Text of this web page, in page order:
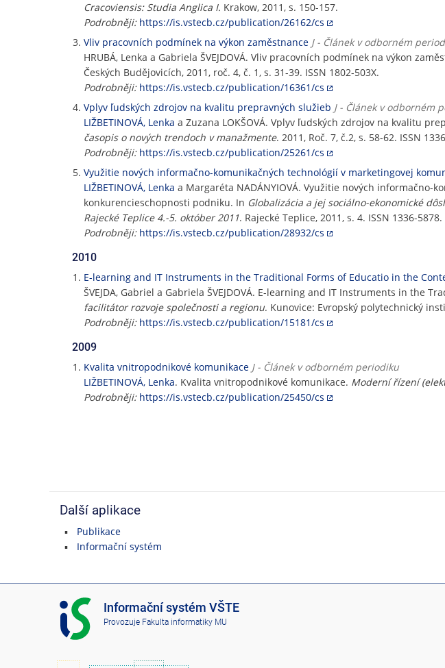
Cracoviensis: Studia Anglica I. Krakow, 2011, s. 150-157.
Podrobněji: https://is.vstecb.cz/publication/26162/cs
Vliv pracovních podmínek na výkon zaměstnance J - Článek v odborném
HRUBÁ, Lenka a Gabriela ŠVEJDOVÁ. Vliv pracovních podmínek na výkon
Českých Budějovicích, 2011, roč. 4, č. 1, s. 31-39. ISSN 1802-503X.
Podrobněji: https://is.vstecb.cz/publication/16361/cs
Vplyv ľudských zdrojov na kvalitu prepravných služieb J - Článek v odborném
LIŽBETINOVÁ, Lenka a Zuzana LOKŠOVÁ. Vplyv ľudských zdrojov na kvalitu
časopis o nových trendoch v manažmente. 2011, Roč. 7, č.2, s. 58-62. ISSN
Podrobněji: https://is.vstecb.cz/publication/25261/cs
Využitie nových informačno-komunikačných technológií v marketingovej
LIŽBETINOVÁ, Lenka a Margaréta NADÁNYIOVÁ. Využitie nových informačno-
konkurencieschopnosti podniku. In Globalizácia a jej sociálno-ekonomické
Rajecké Teplice 4.-5. október 2011. Rajecké Teplice, 2011, s. 4. ISSN 1336-5878.
Podrobněji: https://is.vstecb.cz/publication/28932/cs
2010
E-learning and IT Instruments in the Traditional Forms of Educatio in the
ŠVEJDA, Gabriel a Gabriela ŠVEJDOVÁ. E-learning and IT Instruments in the
facilitátor rozvoje společnosti a regionu. Kunovice: Evropský polytechnický
Podrobněji: https://is.vstecb.cz/publication/15181/cs
2009
Kvalita vnitropodnikové komunikace J - Článek v odborném periodiku
LIŽBETINOVÁ, Lenka. Kvalita vnitropodnikové komunikace. Moderní řízení
Podrobněji: https://is.vstecb.cz/publication/25450/cs
Další aplikace
Publikace
Informační systém
I
S
V
T
Informační systém VŠTE
Provozuje Fakulta informatiky MU